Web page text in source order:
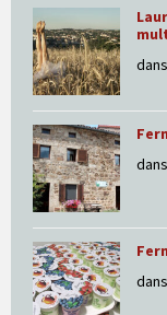
dans
dans
dans